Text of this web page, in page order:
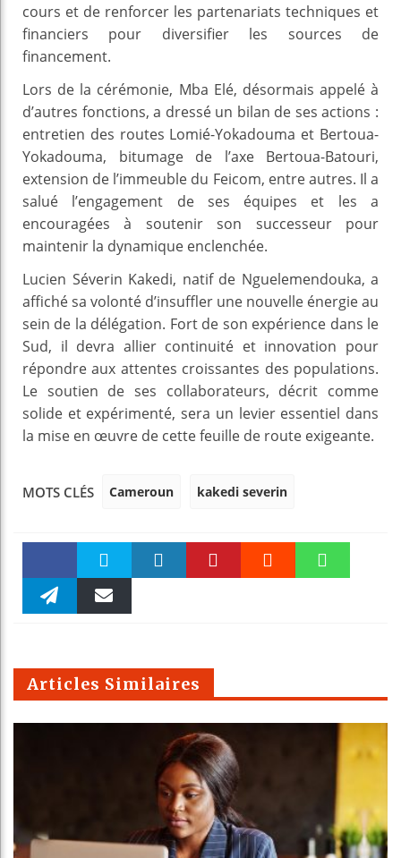
cours et de renforcer les partenariats techniques et
financiers pour diversifier les sources de
financement.
Lors de la cérémonie, Mba Elé, désormais appelé à
d’autres fonctions, a dressé un bilan de ses actions :
entretien des routes Lomié-Yokadouma et Bertoua-
Yokadouma, bitumage de l’axe Bertoua-Batouri,
extension de l’immeuble du Feicom, entre autres. Il a
salué l’engagement de ses équipes et les a
encouragées à soutenir son successeur pour
maintenir la dynamique enclenchée.
Lucien Séverin Kakedi, natif de Nguelemendouka, a
affiché sa volonté d’insuffler une nouvelle énergie au
sein de la délégation. Fort de son expérience dans le
Sud, il devra allier continuité et innovation pour
répondre aux attentes croissantes des populations.
Le soutien de ses collaborateurs, décrit comme
solide et expérimenté, sera un levier essentiel dans
la mise en œuvre de cette feuille de route exigeante.
MOTS CLÉS Cameroun kakedi severin
Faceboo Twitter
m
Articles Similaires